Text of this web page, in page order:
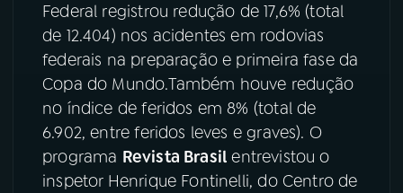
PODCASTS
06VIDEOCASTS
07ÚLTIMAS
Federal registrou redução de 17,6% (total
de 12.404) nos acidentes em rodovias
federais na preparação e primeira fase da
Copa do Mundo.Também houve redução
no índice de feridos em 8% (total de
6.902, entre feridos leves e graves). O
programa Revista Brasil entrevistou o
inspetor Henrique Fontinelli, do Centro de